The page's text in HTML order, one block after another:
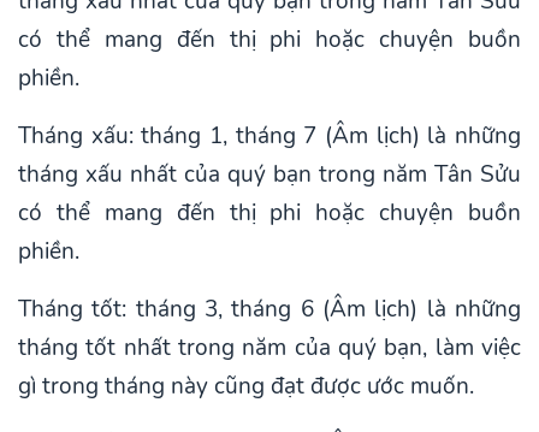
có thể mang đến thị phi hoặc chuyện buồn
phiền.
Tháng xấu: tháng 1, tháng 7 (Âm lịch) là những
tháng xấu nhất của quý bạn trong năm Tân Sửu
có thể mang đến thị phi hoặc chuyện buồn
phiền.
Tháng tốt: tháng 3, tháng 6 (Âm lịch) là những
tháng tốt nhất trong năm của quý bạn, làm việc
gì trong tháng này cũng đạt được ước muốn.